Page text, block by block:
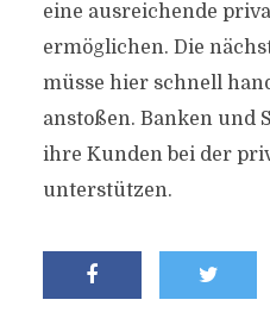
eine ausreichende
ermöglichen. Die
müsse hier schnell
anstoßen. Banken und
ihre Kunden bei der
unterstützen.